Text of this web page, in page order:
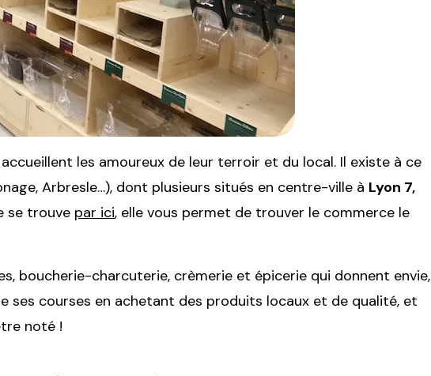
accueillent les amoureux de leur terroir et du local. Il existe à ce
Arbresle…), dont plusieurs situés en centre-ville à Lyon 7,
se trouve par ici, elle vous permet de trouver le commerce le
boucherie-charcuterie, crèmerie et épicerie qui donnent envie,
ses courses en achetant des produits locaux et de qualité, et
noté !